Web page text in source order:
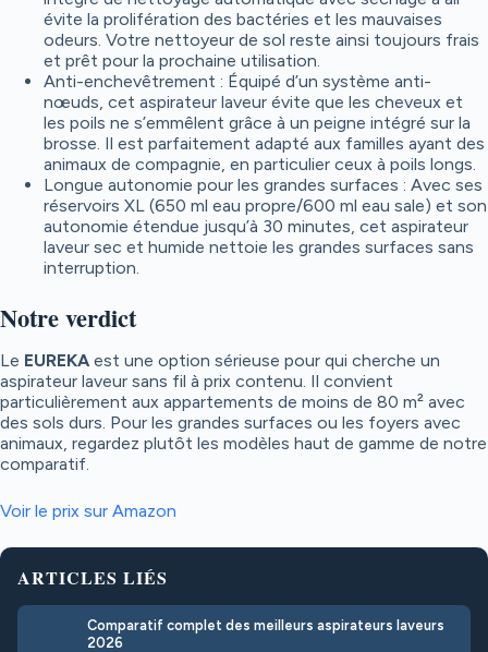
évite la prolifération des bactéries et les mauvaises
odeurs. Votre nettoyeur de sol reste ainsi toujours frais
et prêt pour la prochaine utilisation.
Anti-enchevêtrement : Équipé d’un système anti-
nœuds, cet aspirateur laveur évite que les cheveux et
les poils ne s’emmêlent grâce à un peigne intégré sur la
brosse. Il est parfaitement adapté aux familles ayant des
animaux de compagnie, en particulier ceux à poils longs.
Longue autonomie pour les grandes surfaces : Avec ses
réservoirs XL (650 ml eau propre/600 ml eau sale) et son
autonomie étendue jusqu’à 30 minutes, cet aspirateur
laveur sec et humide nettoie les grandes surfaces sans
interruption.
Notre verdict
Le EUREKA est une option sérieuse pour qui cherche un
aspirateur laveur sans fil à prix contenu. Il convient
particulièrement aux appartements de moins de 80 m² avec
des sols durs. Pour les grandes surfaces ou les foyers avec
animaux, regardez plutôt les modèles haut de gamme de notre
comparatif.
Voir le prix sur Amazon
ARTICLES LIÉS
Comparatif complet des meilleurs aspirateurs laveurs
2026